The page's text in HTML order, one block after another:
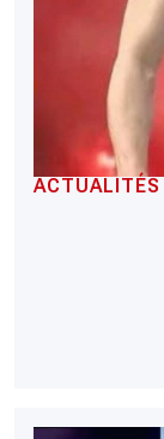
ACTUALITÉS